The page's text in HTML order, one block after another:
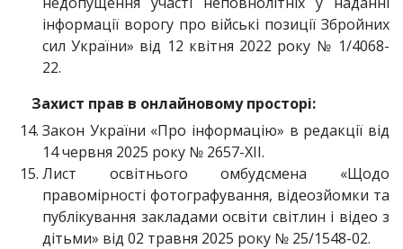
інформації ворогу про війські позиції Збройних
сил України» від 12 квітня 2022 року № 1/4068-
22.
Захист прав в онлайновому просторі:
Закон України «Про інформацію» в редакції від
14 червня 2025 року № 2657-ХІІ.
Лист освітнього омбудсмена «Щодо
правомірності фотографування, відеозйомки та
публікування закладами освіти світлин і відео з
дітьми» від 02 травня 2025 року № 25/1548-02.